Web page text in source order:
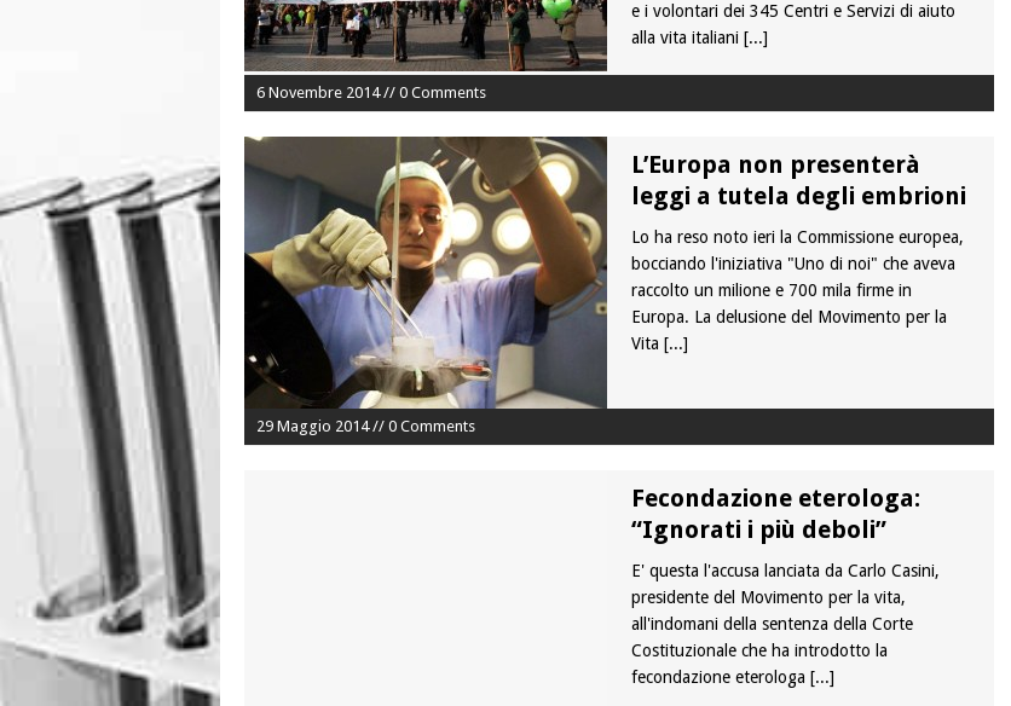
e i volontari dei 345 Centri e Servizi di aiuto
alla vita italiani [...]
6 Novembre 2014 // 0 Comments
L’Europa non presenterà
leggi a tutela degli embrioni
Lo ha reso noto ieri la Commissione europea,
bocciando l'iniziativa "Uno di noi" che aveva
raccolto un milione e 700 mila firme in
Europa. La delusione del Movimento per la
Vita [...]
29 Maggio 2014 // 0 Comments
Fecondazione eterologa:
“Ignorati i più deboli”
E' questa l'accusa lanciata da Carlo Casini,
presidente del Movimento per la vita,
all'indomani della sentenza della Corte
Costituzionale che ha introdotto la
fecondazione eterologa [...]